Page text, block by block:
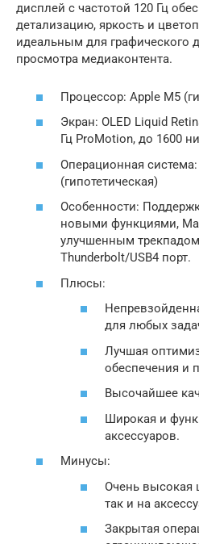
дисплей с частотой 120 Гц
детализацию, яркость и
идеальным для графического
просмотра медиаконтента.
Процессор: Apple M5
Экран: OLED Liquid
Гц ProMotion, до 1600
Операционная система:
(гипотетическая)
Особенности:
новыми функциями,
улучшенным
Thunderbolt/USB4 порт.
Плюсы:
для любых
Лучшая
обеспечения и
Высочайшее
Широкая и
аксессуаров.
Минусы:
Очень высокая
так и на
Закрытая